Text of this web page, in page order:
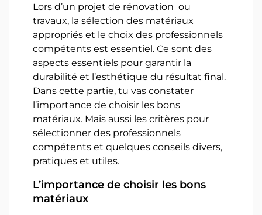
Lors d’un projet de rénovation ou
travaux, la sélection des matériaux
appropriés et le choix des professionnels
compétents est essentiel. Ce sont des
aspects essentiels pour garantir la
durabilité et l’esthétique du résultat final.
Dans cette partie, tu vas constater
l’importance de choisir les bons
matériaux. Mais aussi les critères pour
sélectionner des professionnels
compétents et quelques conseils divers,
pratiques et utiles.
L’importance de choisir les bons
matériaux